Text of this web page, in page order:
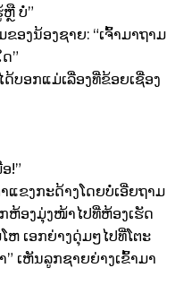
ບໍ່”
ອງນ້ອງຊາຍ: “ເຈົ້າມາຖາມ
”
ດ້ບອກແມ່ເລື່ອງທີ່ຂ້ອຍເຊື່ອງ
!”
ແຂງກະດ້າງໂດຍບໍ່ເອີ່ຍຖາມ
ຫ້ອງມຸ່ງໜ້າໄປທີ່ຫ້ອງເຮັດ
ເອກຍ່າງດຸ່ມໆໄປທີ່ໂຕະ
ເຫັນລູກຊາຍຍ່າງເຂົ້າມາ